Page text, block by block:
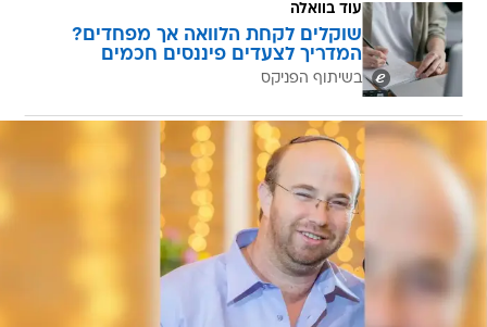
עוד בוואלה
שוקלים לקחת הלוואה אך מפחדים?
המדריך לצעדים פיננסים חכמים
בשיתוף הפניקס